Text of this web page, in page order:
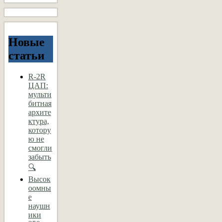
Новые
статьи
R-2R
ЦАП:
мульти
битная
архите
ктура,
котору
ю не
смогли
забыть
🔍
Высок
оомны
е
наушн
ики